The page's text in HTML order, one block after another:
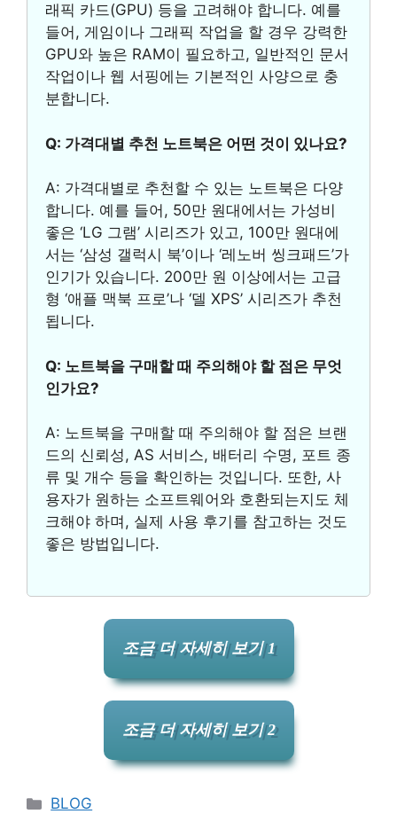
래픽 카드(GPU) 등을 고려해야 합니다. 예를
들어, 게임이나 그래픽 작업을 할 경우 강력한
GPU와 높은 RAM이 필요하고, 일반적인 문서
작업이나 웹 서핑에는 기본적인 사양으로 충
분합니다.
Q: 가격대별 추천 노트북은 어떤 것이 있나요?
A: 가격대별로 추천할 수 있는 노트북은 다양
합니다. 예를 들어, 50만 원대에서는 가성비
좋은 ‘LG 그램’ 시리즈가 있고, 100만 원대에
서는 ‘삼성 갤럭시 북’이나 ‘레노버 씽크패드’가
인기가 있습니다. 200만 원 이상에서는 고급
형 ‘애플 맥북 프로’나 ‘델 XPS’ 시리즈가 추천
됩니다.
Q: 노트북을 구매할 때 주의해야 할 점은 무엇
인가요?
A: 노트북을 구매할 때 주의해야 할 점은 브랜
드의 신뢰성, AS 서비스, 배터리 수명, 포트 종
류 및 개수 등을 확인하는 것입니다. 또한, 사
용자가 원하는 소프트웨어와 호환되는지도 체
크해야 하며, 실제 사용 후기를 참고하는 것도
좋은 방법입니다.
조금 더 자세히 보기 1
조금 더 자세히 보기 2
Categories
BLOG